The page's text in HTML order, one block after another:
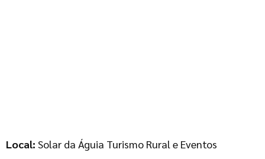
Local: Solar da Águia Turismo Rural e Eventos